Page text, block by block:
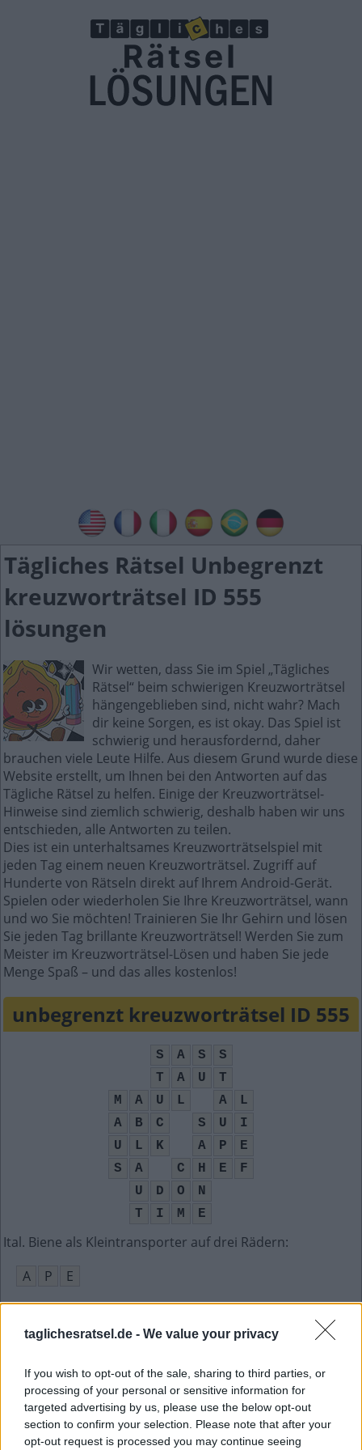
taglichesratsel.de - We value your privacy
If you wish to opt-out of the sale, sharing to third parties, or
processing of your personal or sensitive information for
targeted advertising by us, please use the below opt-out
section to confirm your selection. Please note that after your
opt-out request is processed you may continue seeing
Tägliches Rätsel Unbegrenzt
kreuzworträtsel ID 555
lösungen
Wir wetten, dass Sie im Spiel „Tägliches
Rätsel“ beim schwierigen Kreuzworträtsel
hängengeblieben sind, nicht wahr? Mach
dir keine Sorgen, es ist okay. Das Spiel ist
schwierig und herausfordernd, daher
brauchen viele Leute Hilfe. Aus diesem Grund wurde diese
Website erstellt, um Ihnen bei den Antworten auf das
Tägliche Rätsel zu helfen. Einige der Kreuzworträtsel-
Hinweise sind ziemlich schwierig, deshalb haben wir uns
entschieden, alle Antworten zu teilen.
Dies ist ein unterhaltsames Kreuzworträtselspiel mit
jeden Tag einem neuen Kreuzworträtsel. Zugriff auf
Hunderte von Rätseln direkt auf Ihrem Android-Gerät.
Spielen oder wiederholen Sie Ihre Kreuzworträtsel, wann
und wo Sie möchten! Trainieren Sie Ihr Gehirn und lösen
Sie jeden Tag brillante Kreuzworträtsel! Werden Sie zum
Meister im Kreuzworträtsel-Lösen und haben Sie jede
Menge Spaß – und das alles kostenlos!
unbegrenzt kreuzworträtsel ID 555
S A S
S
T
A U
T
M
A U L A
L
A
B C S U
I
U
L K A P
E
S
A C H E
F
U
D O
N
T
I M E
Ital. Biene als Kleintransporter auf drei Rädern:
A
P
E
Häschen in der Grube __ und schlief, Kinderlied:
S
A S
S
Dienstag:
D
I
Im Frühjahr __ oder schmilzt der letzte Schnee: